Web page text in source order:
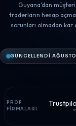
Guyana'dan
traderların hesap
sorunları olmadan kar
GÜNCELLENDI
PROP
FIRMALARI